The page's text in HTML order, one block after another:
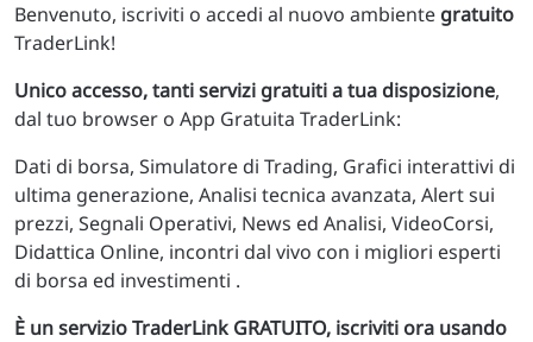
Benvenuto, iscriviti o accedi al nuovo ambiente gratuito
TraderLink!
Unico accesso, tanti servizi gratuiti a tua disposizione,
dal tuo browser o App Gratuita TraderLink:
Dati di borsa, Simulatore di Trading, Grafici interattivi di
ultima generazione, Analisi tecnica avanzata, Alert sui
prezzi, Segnali Operativi, News ed Analisi, VideoCorsi,
Didattica Online, incontri dal vivo con i migliori esperti
di borsa ed investimenti .
È un servizio TraderLink GRATUITO, iscriviti ora usando